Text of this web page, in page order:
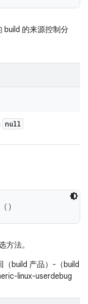
build 的来源控制分
null
()
方法。
（build 产品）-（build
linux-userdebug